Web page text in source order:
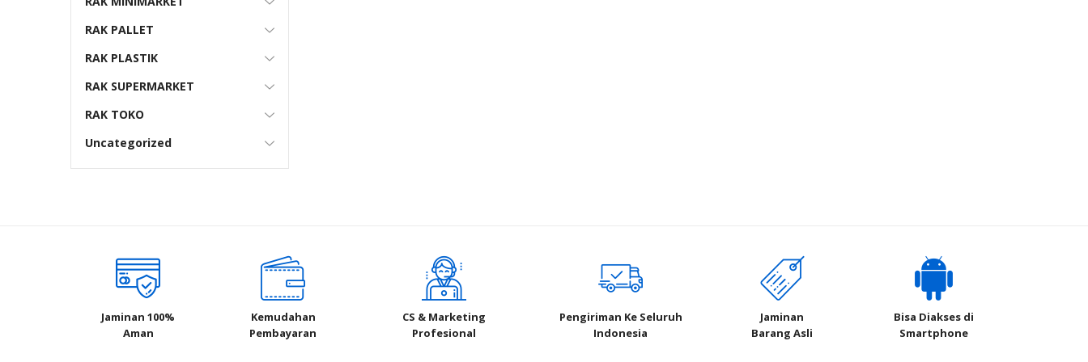
RAK PALLET
RAK PLASTIK
RAK SUPERMARKET
RAK TOKO
Uncategorized
Jaminan 100%
Aman
Kemudahan
Pembayaran
CS & Marketing
Profesional
Pengiriman Ke Seluruh
Indonesia
Jaminan
Barang Asli
Bisa Diakses di
Smartphone